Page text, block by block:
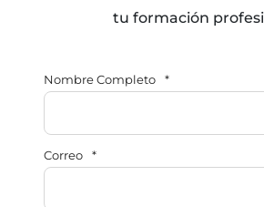
tu formación
Nombre Completo *
Correo *